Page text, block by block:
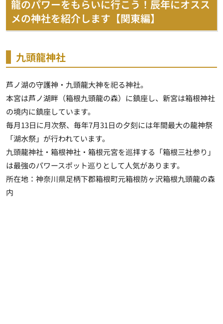
龍のパワーをもらいに行こう！辰年にオスス
メの神社を紹介します【関東編】
九頭龍神社
芦ノ湖の守護神・九頭龍大神を祀る神社。
本宮は芦ノ湖畔（箱根九頭龍の森）に鎮座し、新宮は箱根神社
の境内に鎮座しています。
毎月13日に月次祭、毎年7月31日の夕刻には年間最大の龍神祭
「湖水祭」が行われています。
九頭龍神社・箱根神社・箱根元宮を巡拝する「箱根三社参り」
は最強のパワースポット巡りとして人気があります。
所在地：神奈川県足柄下郡箱根町元箱根防ヶ沢箱根九頭龍の森
内